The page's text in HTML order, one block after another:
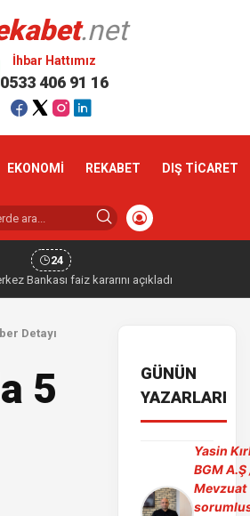
.net
İhbar Hattımız
0533 406 91 16
EKONOMİ REKABET DIŞ TİCARET
24
Bankası faiz kararını açıkladı
Detayı
5
GÜNÜN
YAZARLARI
Yasin
BGM A.Ş
Mevzuat